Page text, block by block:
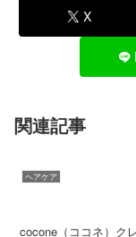
X
関連記事
ヘアケア
cocone（ココネ）ク